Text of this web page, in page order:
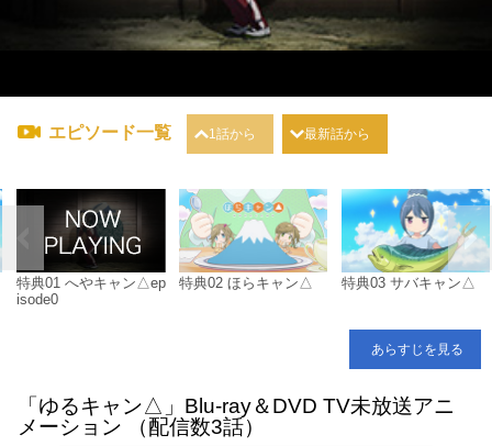
エピソード一覧 1話から 最新話から
特典01 へやキャン△ep
isode0
特典02 ほらキャン△ 特典03 サバキャン△
あらすじを見る
「ゆるキャン△」Blu-ray＆DVD TV未放送アニ
メーション （配信数3話）